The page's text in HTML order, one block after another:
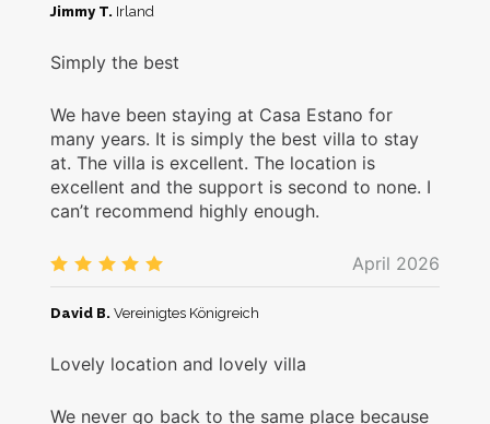
Jimmy T. Irland
Simply the best
We have been staying at Casa Estano for
many years. It is simply the best villa to stay
at. The villa is excellent. The location is
excellent and the support is second to none. I
can’t recommend highly enough.
April 2026
David B. Vereinigtes Königreich
Lovely location and lovely villa
We never go back to the same place because